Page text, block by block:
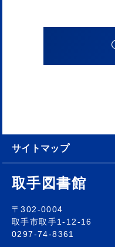
サイトマップ
取手図書館
〒302-0004
取手市取手1-12-16
0297-74-8361